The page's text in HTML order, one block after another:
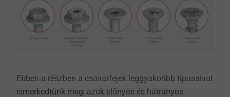
Ebben a részben a csavarfejek leggyakoribb típusaival
ismerkedtünk meg, azok előnyös és hátrányos